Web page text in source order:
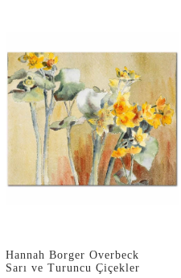
Hannah Borger Overbeck
Sarı ve Turuncu Çiçekler